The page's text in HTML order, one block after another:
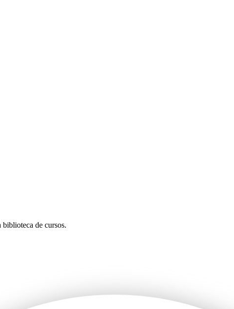
de cursos.